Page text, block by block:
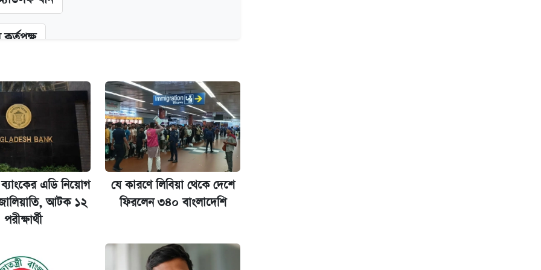
দাম ও ফিচার
যা
এডি নিয়োগ
আটক ১২
পরীক্ষার্থী
যে কারণে লিবিয়া থেকে দেশে
ফিরলেন ৩৪০ বাংলাদেশি